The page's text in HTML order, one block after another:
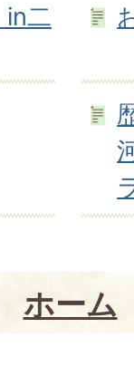
in二
ホーム